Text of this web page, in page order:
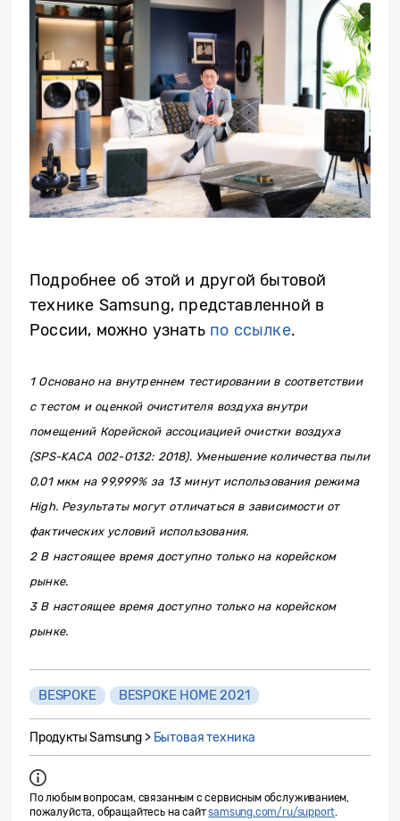
Подробнее об этой и другой бытовой
технике Samsung, представленной в
России, можно узнать по ссылке.
1 Основано на внутреннем тестировании в соответствии
с тестом и оценкой очистителя воздуха внутри
помещений Корейской ассоциацией очистки воздуха
(SPS-KACA 002-0132: 2018). Уменьшение количества пыли
0,01 мкм на 99,999% за 13 минут использования режима
High. Результаты могут отличаться в зависимости от
фактических условий использования.
2 В настоящее время доступно только на корейском
рынке.
3 В настоящее время доступно только на корейском
рынке.
BESPOKE BESPOKE HOME 2021
Продукты Samsung > Бытовая техника
По любым вопросам, связанным с сервисным обслуживанием,
пожалуйста, обращайтесь на сайтsamsung.com/ru/support